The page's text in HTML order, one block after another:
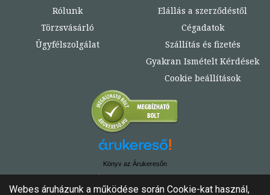
Rólunk
Törzsvásárló
Ügyfélszolgálat
Elállás a szerződéstől
Cégadatok
Szállítás és fizetés
Gyakran Ismételt Kérdések
Cookie beállítások
Könyv az Árukeresőn